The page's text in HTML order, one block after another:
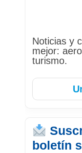
Noticias y
mejor:
turismo.
boletín